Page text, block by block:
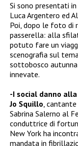
Si sono presentati
Luca Argentero ed
Poi, dopo le foto di
passerella: alla
potuto fare un
scenografia sul
sottobosco
innevate.
-I social danno
Jo Squillo,
Sabrina Salerno al
conduttrice di
New York ha
mandata in